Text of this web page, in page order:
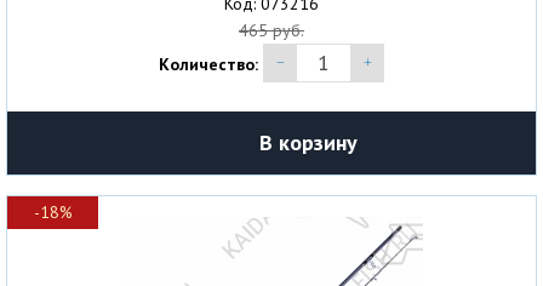
465 руб.
Количество:
В корзину
-18%